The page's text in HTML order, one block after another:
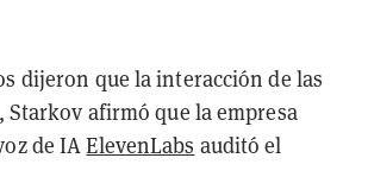
dijeron que la interacción de las
Starkov afirmó que la empresa
de IAElevenLabs auditó el